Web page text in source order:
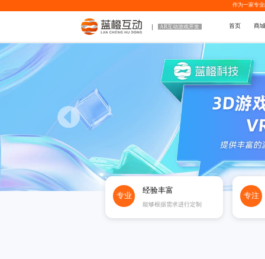
作为一家专业
AR互动游戏开发 首页 商
专业
经验丰富
能够根据需求进行定制
专注